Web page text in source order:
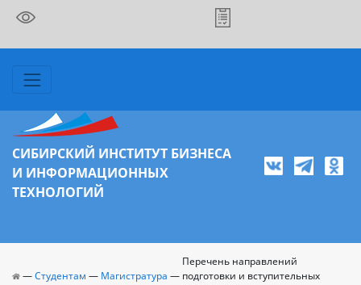
СИБИРСКИЙ ИНСТИТУТ БИЗНЕСА
И ИНФОРМАЦИОННЫХ
ТЕХНОЛОГИЙ
—Студентам — Магистратура —
Перечень направлений
подготовки и вступительных